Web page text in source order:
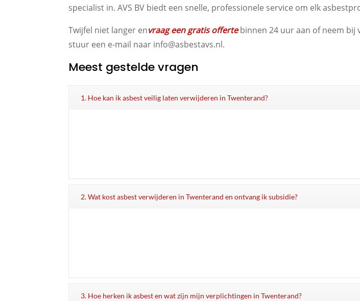
specialist in. AVS BV biedt een snelle, professionele service om elk
Twijfel niet langer envraag een gratis offertebinnen 24 uur aan of neem bij
stuur een e-mail naar info@asbestavs.nl.
Meest gestelde vragen
1. Hoe kan ik asbest veilig laten verwijderen in Twenterand?
2. Wat kost asbest verwijderen in Twenterand en ontvang ik subsidie?
3. Hoe herken ik asbest en wat zijn mijn verplichtingen in Twenterand?